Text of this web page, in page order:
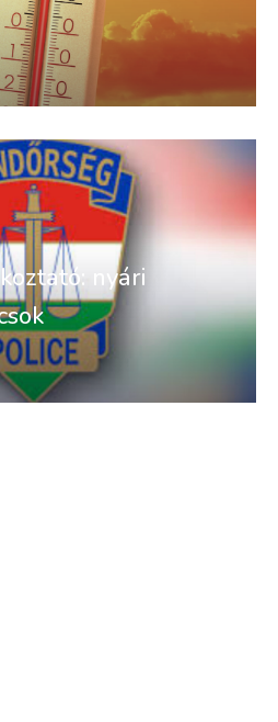
nyári